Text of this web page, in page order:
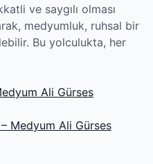
ve saygılı olması
medyumluk, ruhsal bir
Bu yolculukta, her
Ali Gürses
Medyum Ali Gürses